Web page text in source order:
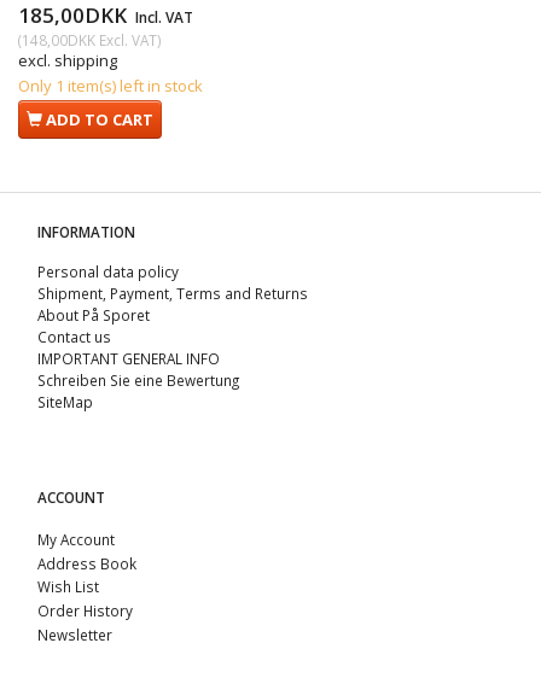
185,00DKK Incl. VAT
(148,00DKK Excl. VAT)
excl. shipping
Only 1 item(s) left in stock
ADD TO CART
INFORMATION
Personal data policy
Shipment, Payment, Terms and Returns
About På Sporet
Contact us
IMPORTANT GENERAL INFO
Schreiben Sie eine Bewertung
SiteMap
ACCOUNT
My Account
Address Book
Wish List
Order History
Newsletter